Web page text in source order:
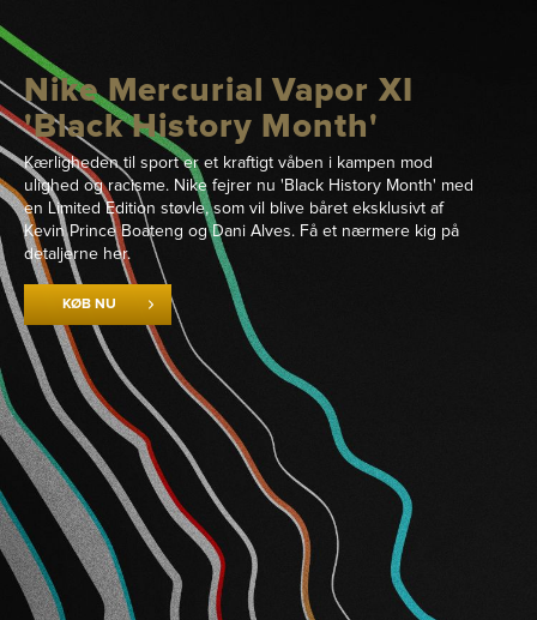
Nike Mercurial Vapor XI
'Black History Month'
Kærligheden til sport er et kraftigt våben i kampen mod
ulighed og racisme. Nike fejrer nu 'Black History Month' med
en Limited Edition støvle, som vil blive båret eksklusivt af
Kevin Prince Boateng og Dani Alves. Få et nærmere kig på
detaljerne her.
KØB NU